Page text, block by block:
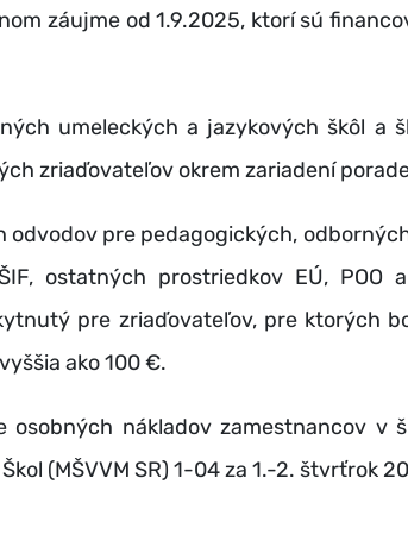
záujme od 1.9.2025, ktorí sú
umeleckých a jazykových škôl a
zriaďovateľov okrem zariadení
pre pedagogických,
ostatných prostriedkov EÚ, POO
pre zriaďovateľov, pre ktorých
ako 100 €.
nákladov zamestnancov v
(MŠVVM SR) 1-04 za 1.-2. štvrťrok